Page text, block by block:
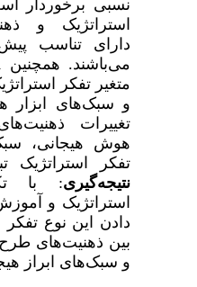
نسبی برخوردار
استراتژیک و
دارای تناسب
متغیر تفکر
تغییرات
هوش هیجانی،
تفکر استراتژیک
نتیجه‌گیری:
با
استراتژیک و
دادن این نوع تفکر
بین ذهنیت‌های
و سبک‌های ابراز